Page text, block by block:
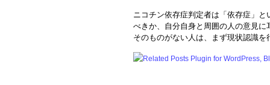
ニコチン依存症判定者は「依存症」
べきか、自分自身と周囲の人の意見
そのものがない人は、まず現状認識